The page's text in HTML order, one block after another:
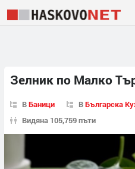
Зелник по Малко
ВБаници ВБългарска
Видяна 105,759 пъти